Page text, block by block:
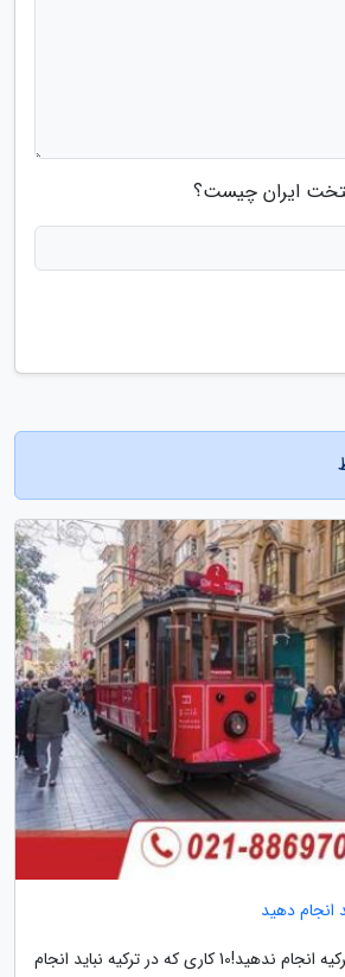
ایران چیست؟
این کارها را در سفر به ترکیه انجام ندهید!10 کاری که در ترکیه نباید انجام